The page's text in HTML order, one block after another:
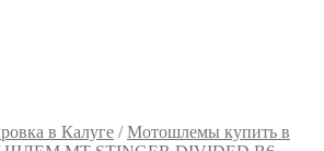
в Калуге /Мотошлемы купить в